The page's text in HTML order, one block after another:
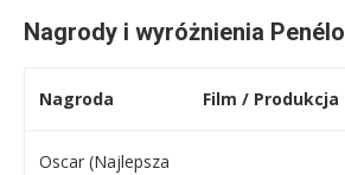
Nagrody i wyróżnienia
Nagroda Film / Produkcja
Oscar (Najlepsza